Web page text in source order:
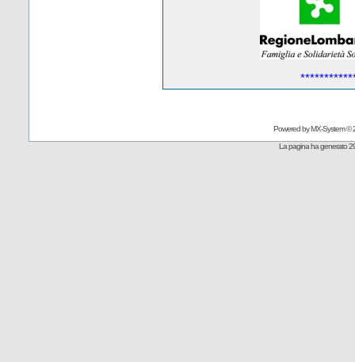
Powered byMX-System©
La pagina ha generato